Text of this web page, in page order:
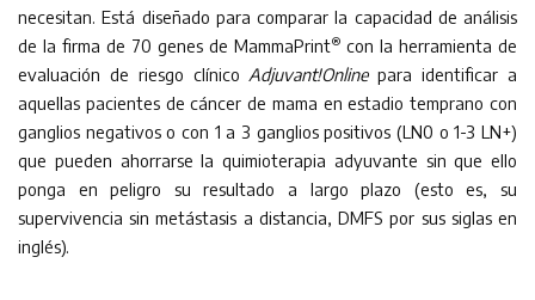
necesitan. Está diseñado para comparar la capacidad de análisis
de la firma de 70 genes de MammaPrint® con la herramienta de
evaluación de riesgo clínico Adjuvant!Onlinepara identificar a
aquellas pacientes de cáncer de mama en estadio temprano con
ganglios negativos o con 1 a 3 ganglios positivos (LN0 o 1-3 LN+)
que pueden ahorrarse la quimioterapia adyuvante sin que ello
ponga en peligro su resultado a largo plazo (esto es, su
supervivencia sin metástasis a distancia, DMFS por sus siglas en
inglés).